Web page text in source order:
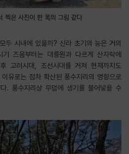
찍은 사진이 한 폭의 그림 같다
두 시내에 있을까? 신라 초기의 능은 거의
즈음부터는 대릉원과 다르게 산자락에
고려시대, 조선시대를 거쳐 현재까지도
유로는 점차 확산된 풍수지리의 영향으로
. 풍수지리상 무덤에 생기를 불어넣을 수